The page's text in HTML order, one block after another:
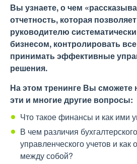
Вы узнаете, о чем
отчетность, которая
руководителю
бизнесом, контролировать
принимать эффективные
решения.
На этом тренинге Вы сможете
эти и многие другие вопросы:
Что такое финансы и как ими
В чем различия
управленческого учетов и
между собой?